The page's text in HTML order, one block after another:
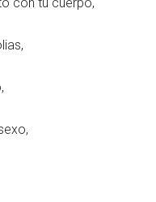
con tu cuerpo,